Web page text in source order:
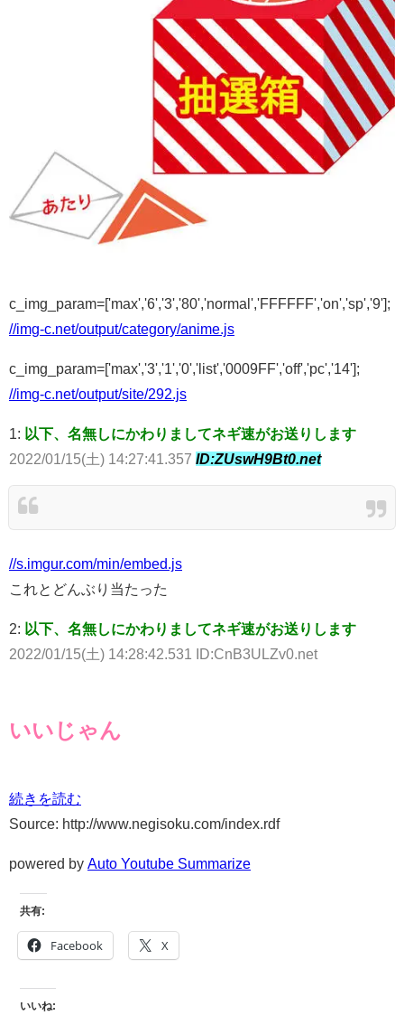
c_img_param=['max','6','3','80','normal','FFFFFF','on','sp','9'];
//img-c.net/output/category/anime.js
c_img_param=['max','3','1','0','list','0009FF','off','pc','14'];
//img-c.net/output/site/292.js
1: 以下、名無しにかわりましてネギ速がお送りします
2022/01/15(土) 14:27:41.357 ID:ZUswH9Bt0.net
//s.imgur.com/min/embed.js
これとどんぶり当たった
2: 以下、名無しにかわりましてネギ速がお送りします
2022/01/15(土) 14:28:42.531 ID:CnB3ULZv0.net
いいじゃん
続きを読む
Source: http://www.negisoku.com/index.rdf
powered by Auto Youtube Summarize
共有:
Facebook X
いいね: